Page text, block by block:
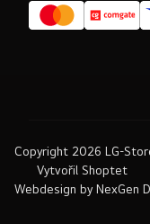
Webdesign by NexGen
Vytvořil Shoptet
Copyright 2026 LG-